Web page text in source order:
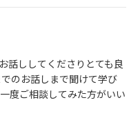
話ししてくださりとても良
のお話しまで聞けて学び
度ご相談してみた方がいい